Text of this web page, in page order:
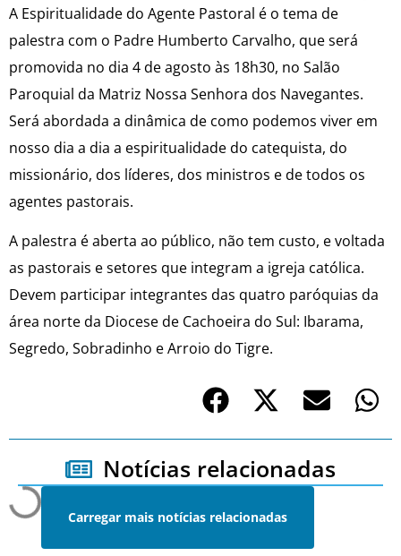
A Espiritualidade do Agente Pastoral é o tema de
palestra com o Padre Humberto Carvalho, que será
promovida no dia 4 de agosto às 18h30, no Salão
Paroquial da Matriz Nossa Senhora dos Navegantes.
Será abordada a dinâmica de como podemos viver em
nosso dia a dia a espiritualidade do catequista, do
missionário, dos líderes, dos ministros e de todos os
agentes pastorais.
A palestra é aberta ao público, não tem custo, e voltada
as pastorais e setores que integram a igreja católica.
Devem participar integrantes das quatro paróquias da
área norte da Diocese de Cachoeira do Sul: Ibarama,
Segredo, Sobradinho e Arroio do Tigre.
Notícias relacionadas
Carregar mais notícias relacionadas